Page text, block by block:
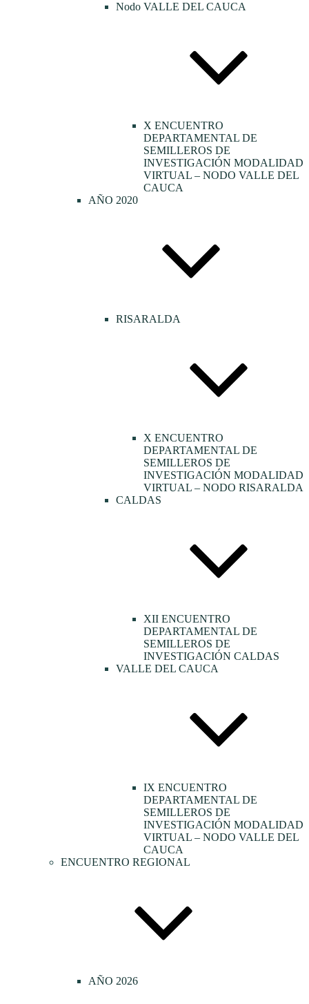
Nodo VALLE DEL CAUCA
X ENCUENTRO
DEPARTAMENTAL DE
SEMILLEROS DE
INVESTIGACIÓN MODALIDAD
VIRTUAL – NODO VALLE DEL
CAUCA
AÑO 2020
RISARALDA
X ENCUENTRO
DEPARTAMENTAL DE
SEMILLEROS DE
INVESTIGACIÓN MODALIDAD
VIRTUAL – NODO RISARALDA
CALDAS
XII ENCUENTRO
DEPARTAMENTAL DE
SEMILLEROS DE
INVESTIGACIÓN CALDAS
VALLE DEL CAUCA
IX ENCUENTRO
DEPARTAMENTAL DE
SEMILLEROS DE
INVESTIGACIÓN MODALIDAD
VIRTUAL – NODO VALLE DEL
CAUCA
ENCUENTRO REGIONAL
AÑO 2026